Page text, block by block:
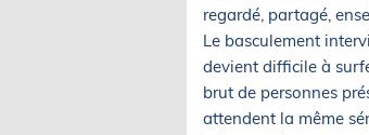
regardé, partagé,
Le basculement
devient difficile à
brut de personnes
attendent la même